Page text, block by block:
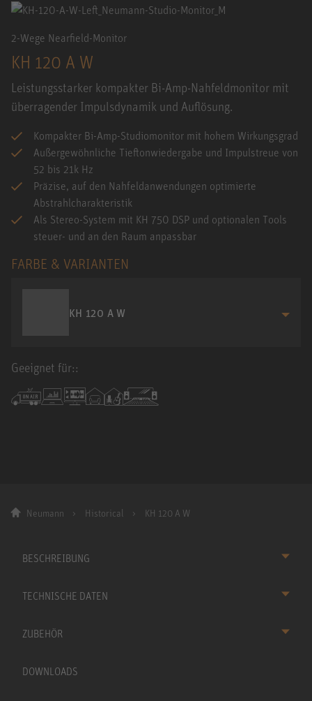
2-Wege Nearfield-Monitor
KH 120 A W
Leistungsstarker kompakter Bi-Amp-Nahfeldmonitor mit
überragender Impulsdynamik und Auflösung.
Kompakter Bi-Amp-Studiomonitor mit hohem Wirkungsgrad
Außergewöhnliche Tieftonwiedergabe und Impulstreue von
52 bis 21k Hz
Präzise, auf den Nahfeldanwendungen optimierte
Abstrahlcharakteristik
Als Stereo-System mit KH 750 DSP und optionalen Tools
steuer- und an den Raum anpassbar
FARBE & VARIANTEN
KH 120 A W
Geeignet für::
Neumann Historical KH 120 A W
BESCHREIBUNG
TECHNISCHE DATEN
ZUBEHÖR
DOWNLOADS